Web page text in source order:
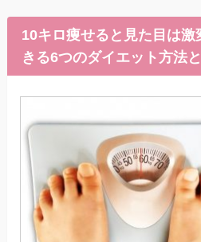
10キロ痩せると見た目は
きる6つのダイエット方法